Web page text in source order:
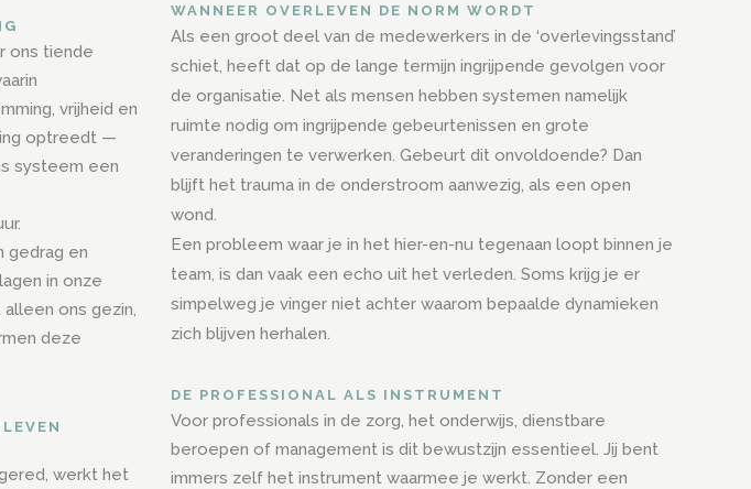
ons tiende
vrijheid en
optreedt —
systeem een
gedrag en
in onze
ons gezin,
deze
werkt het
WANNEER OVERLEVEN DE NORM WORDT
Als een groot deel van de medewerkers in de ‘overlevingsstand’
schiet, heeft dat op de lange termijn ingrijpende gevolgen voor
de organisatie. Net als mensen hebben systemen namelijk
ruimte nodig om ingrijpende gebeurtenissen en grote
veranderingen te verwerken. Gebeurt dit onvoldoende? Dan
blijft het trauma in de onderstroom aanwezig, als een open
wond.
Een probleem waar je in het hier-en-nu tegenaan loopt binnen je
team, is dan vaak een echo uit het verleden. Soms krijg je er
simpelweg je vinger niet achter waarom bepaalde dynamieken
zich blijven herhalen.
DE PROFESSIONAL ALS INSTRUMENT
Voor professionals in de zorg, het onderwijs, dienstbare
beroepen of management is dit bewustzijn essentieel. Jij bent
immers zelf het instrument waarmee je werkt. Zonder een